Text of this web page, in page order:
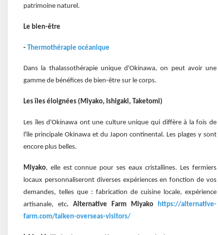
patrimoine naturel.
Le bien-être
- Thermothérapie océanique
Dans la thalassothérapie unique d'Okinawa, on peut avoir une
gamme de bénéfices de bien-être sur le corps.
Les îles éloignées (Miyako, Ishigaki, Taketomi)
Les îles d'Okinawa ont une culture unique qui diffère à la fois de
l'île principale Okinawa et du Japon continental. Les plages y sont
encore plus belles.
Miyako, elle est connue pour ses eaux cristallines. Les fermiers
locaux personnaliseront diverses expériences en fonction de vos
demandes, telles que : fabrication de cuisine locale, expérience
artisanale, etc. Alternative Farm Miyako https://alternative-
farm.com/taiken-overseas-visitors/